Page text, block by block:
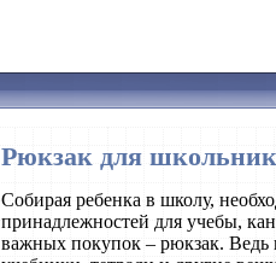
Рюкзак для
Собирая ребенка в школу,
принадлежностей для учебы,
важных покупок – рюкзак. Ведь